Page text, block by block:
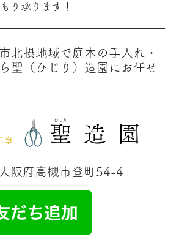
り承ります！
北摂地域で庭木の手入れ・
聖（ひじり）造園にお任せ
阪府高槻市登町54-4